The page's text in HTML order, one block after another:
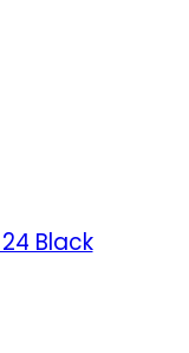
Black